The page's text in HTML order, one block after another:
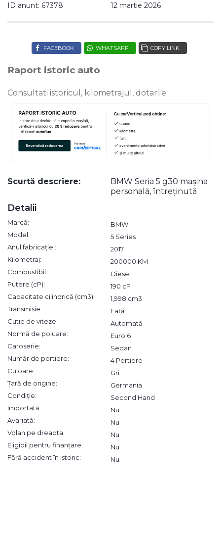
ID anunt: 67378 12 martie 2026
FACEBOOK WHATSAPP COPY LINK
Raport istoric auto
Consultati istoricul, kilometrajul, dotarile
Scurtă descriere:
BMW Seria 5 g30 mașina
personală, întreținută
Detalii
Marcă:
BMW
Model:
5 Series
Anul fabricației:
2017
Kilometraj:
200000 KM
Combustibil:
Diesel
Putere (cP):
190 cP
Capacitate cilindrică (cm3):
1,998 cm3
Transmisie:
Față
Cutie de viteze:
Automată
Normă de poluare:
Euro 6
Caroserie:
Sedan
Număr de portiere:
4 Portiere
Culoare:
Gri
Țară de origine:
Germania
Condiție:
Second Hand
Importată:
Nu
Avariată:
Nu
Volan pe dreapta:
Nu
Eligibil pentru finanțare:
Nu
Fără accident în istoric:
Nu